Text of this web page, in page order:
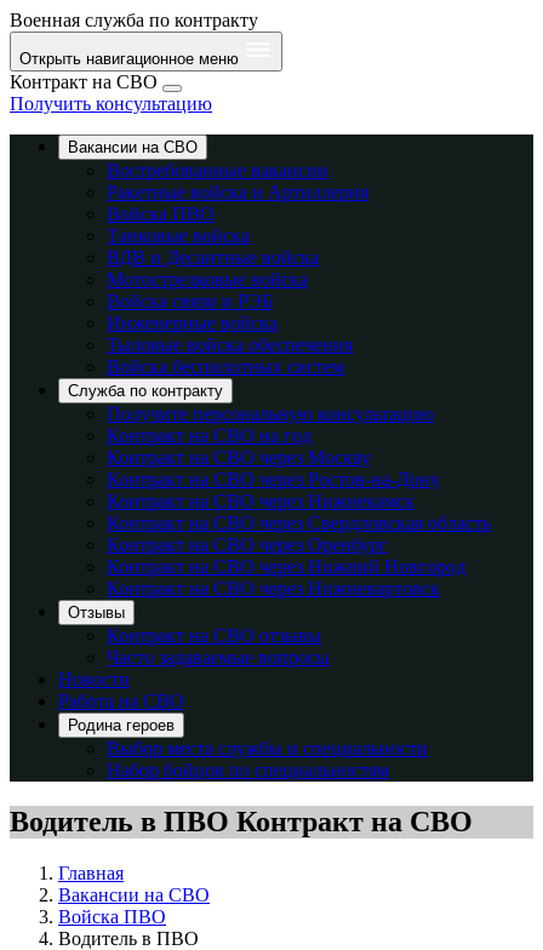
Военная служба по контракту
Открыть навигационное меню
Контракт на СВО
Получить консультацию
Вакансии на СВО
Востребованные вакансии
Ракетные войска и Артиллерия
Войска ПВО
Танковые войска
ВДВ и Десантные войска
Мотострелковые войска
Войска связи и РЭБ
Инженерные войска
Тыловые войска обеспечения
Войска беспилотных систем
Служба по контракту
Получите персональную консультацию
Контракт на СВО на год
Контракт на СВО через Москву
Контракт на СВО через Ростов-на-Дону
Контракт на СВО через Нижнекамск
Контракт на СВО через Свердловская область
Контракт на СВО через Оренбург
Контракт на СВО через Нижний Новгород
Контракт на СВО через Нижневартовск
Отзывы
Контракт на СВО отзывы
Часто задаваемые вопросы
Новости
Работа на СВО
Родина героев
Выбор места службы и специальности
Набор бойцов по специальностям
Водитель в ПВО Контракт на СВО
Главная
Вакансии на СВО
Войска ПВО
Водитель в ПВО